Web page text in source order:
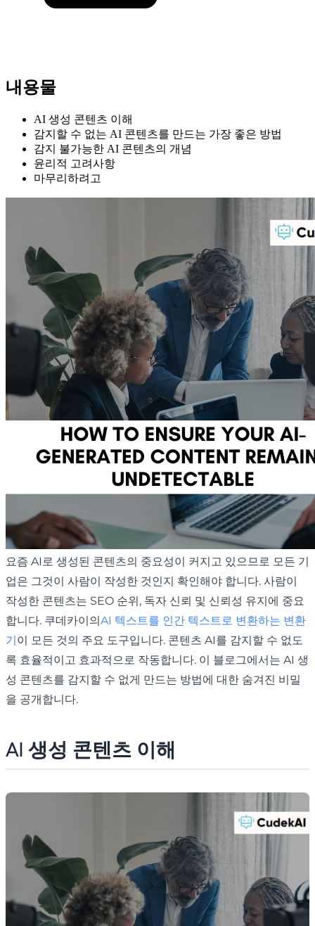
내용물
AI 생성 콘텐츠 이해
감지할 수 없는 AI 콘텐츠를 만드는 가장 좋은 방법
감지 불가능한 AI 콘텐츠의 개념
윤리적 고려사항
마무리하려고
요즘 AI로 생성된 콘텐츠의 중요성이 커지고 있으므로 모든 기
업은 그것이 사람이 작성한 것인지 확인해야 합니다. 사람이
작성한 콘텐츠는 SEO 순위, 독자 신뢰 및 신뢰성 유지에 중요
합니다. 쿠데카이의AI 텍스트를 인간 텍스트로 변환하는 변환
기이 모든 것의 주요 도구입니다. 콘텐츠 AI를 감지할 수 없도
록 효율적이고 효과적으로 작동합니다. 이 블로그에서는 AI 생
성 콘텐츠를 감지할 수 없게 만드는 방법에 대한 숨겨진 비밀
을 공개합니다.
AI 생성 콘텐츠 이해